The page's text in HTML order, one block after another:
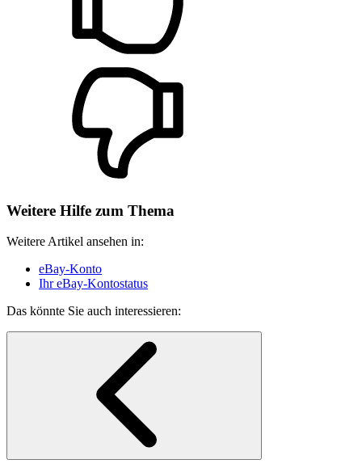
Weitere Hilfe zum Thema
Weitere Artikel ansehen in:
eBay-Konto
Ihr eBay-Kontostatus
Das könnte Sie auch interessieren: